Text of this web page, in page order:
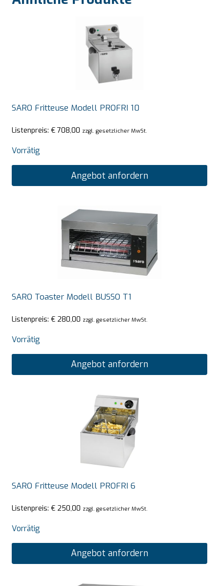
SARO Fritteuse Modell PROFRI 10
Listenpreis: € 708,00 zzgl. gesetzlicher MwSt.
Vorrätig
Angebot anfordern
SARO Toaster Modell BUSSO T1
Listenpreis: € 280,00 zzgl. gesetzlicher MwSt.
Vorrätig
Angebot anfordern
SARO Fritteuse Modell PROFRI 6
Listenpreis: € 250,00 zzgl. gesetzlicher MwSt.
Vorrätig
Angebot anfordern